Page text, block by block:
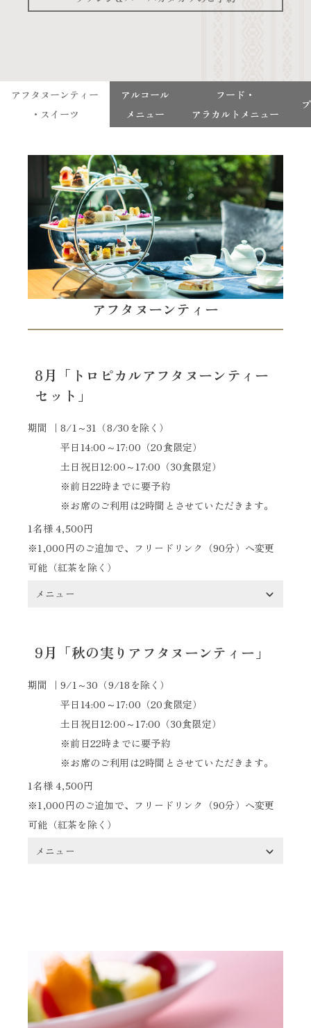
アフタヌーンティー
・スイーツ
アルコール
メニュー
フード・
アラカルトメニュー
アフタヌーンティー
8月「トロピカルアフタヌーンティー
セット」
期間
8/1～31（8/30を除く）
平日14:00～17:00（20食限定）
土日祝日12:00～17:00（30食限定）
※前日22時までに要予約
※お席のご利用は2時間とさせていただきます。​
1名様 4,500円
※1,000円のご追加で、フリードリンク（90分）へ変更
可能（紅茶を除く）
メニュー
9月「秋の実りアフタヌーンティー」
期間
9/1～30（9/18を除く）
平日14:00～17:00（20食限定）
土日祝日12:00～17:00（30食限定）
※前日22時までに要予約
※お席のご利用は2時間とさせていただきます。​
1名様 4,500円
※1,000円のご追加で、フリードリンク（90分）へ変更
可能（紅茶を除く）
メニュー